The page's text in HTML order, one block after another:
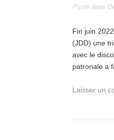
Posté dans
Fin juin
(JDD) une
avec le
patronale a
Laisser un